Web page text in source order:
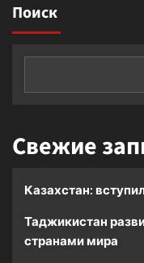
Поиск
Свежие
Казахстан:
Таджикистан
странами мира